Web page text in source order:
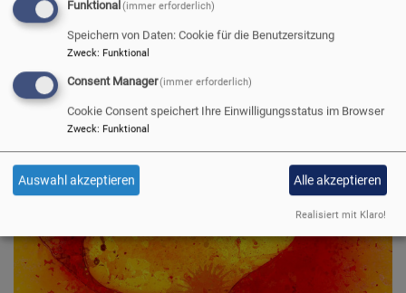
HERZENSGEBET
Funktional (immer erforderlich)
Speichern von Daten: Cookie für die Benutzersitzung
Zweck: Funktional
Consent Manager(immer erforderlich)
Cookie Consent speichert Ihre Einwilligungsstatus im Browser
Zweck: Funktional
Auswahl akzeptieren Alle akzeptieren
Realisiert mit Klaro!